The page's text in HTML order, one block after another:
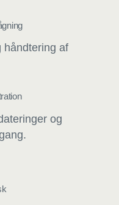
håndtering af
og